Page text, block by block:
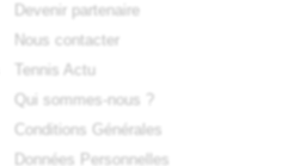
Devenir partenaire
Nous contacter
Tennis Actu
Qui sommes-nous ?
Conditions Générales
Données Personnelles